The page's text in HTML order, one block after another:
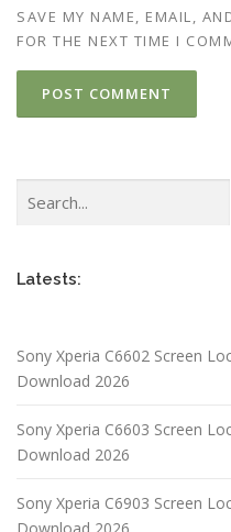
SAVE MY NAME, EMAIL,
FOR THE NEXT TIME I
Latests:
Sony Xperia C6602 Screen
Download 2026
Sony Xperia C6603 Screen
Download 2026
Sony Xperia C6903 Screen